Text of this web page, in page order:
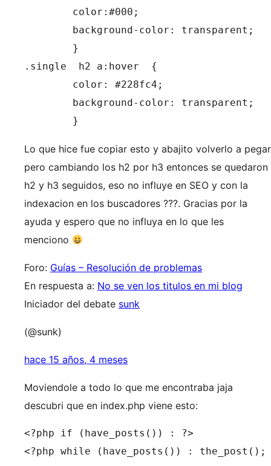
.single  h2 a:hover  {
	}
Lo que hice fue copiar esto y abajito volverlo a pegar
pero cambiando los h2 por h3 entonces se quedaron
h2 y h3 seguidos, eso no influye en SEO y con la
indexacion en los buscadores ???. Gracias por la
ayuda y espero que no influya en lo que les
menciono
Foro: Guías – Resolución de problemas
En respuesta a: No se ven los titulos en mi blog
Iniciador del debate sunk
(@sunk)
hace 15 años, 4 meses
Moviendole a todo lo que me encontraba jaja
descubri que en index.php viene esto:
<?php if (have_posts()) : ?>
<?php while (have_posts()) : the_post();